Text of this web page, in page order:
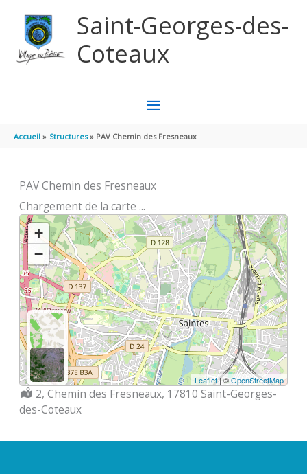
Saint-Georges-des-
Coteaux
MENU
PRINCIPAL
Accueil Structures PAV Chemin des Fresneaux
PAV Chemin des Fresneaux
Chargement de la carte ...
+
−
Leaflet| ©OpenStreetMap
Localisation :
2, Chemin des Fresneaux, 17810 Saint-Georges-
des-Coteaux